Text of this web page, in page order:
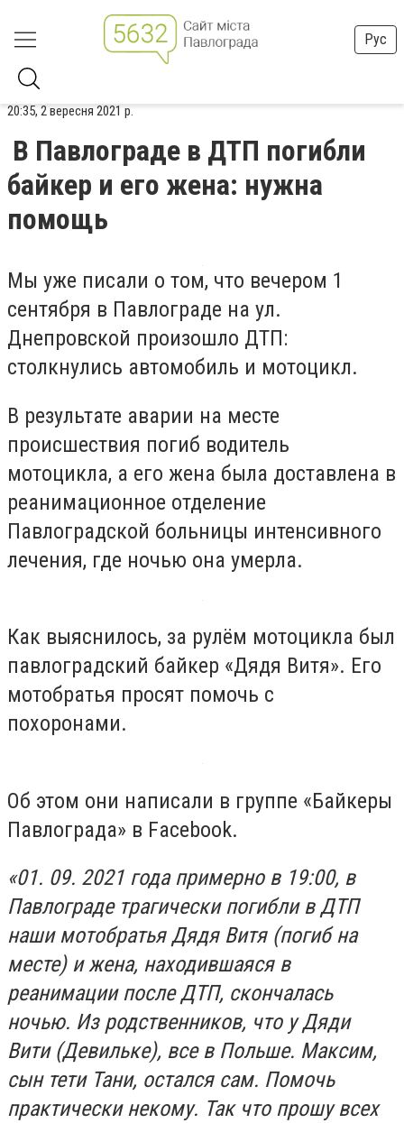
Рус
20:35, 2 вересня 2021 р.
В Павлограде в ДТП погибли
байкер и его жена: нужна
помощь
Мы уже писали о том, что вечером 1
сентября в Павлограде на ул.
Днепровской произошло ДТП:
столкнулись автомобиль и мотоцикл.
В результате аварии на месте
происшествия погиб водитель
мотоцикла, а его жена была доставлена в
реанимационное отделение
Павлоградской больницы интенсивного
лечения, где ночью она умерла.
Как выяснилось, за рулём мотоцикла был
павлоградский байкер «Дядя Витя». Его
мотобратья просят помочь с
похоронами.
Об этом они написали в группе «Байкеры
Павлограда» в Facebook.
«01. 09. 2021 года примерно в 19:00, в
Павлограде трагически погибли в ДТП
наши мотобратья Дядя Витя (погиб на
месте) и жена, находившаяся в
реанимации после ДТП, скончалась
ночью. Из родственников, что у Дяди
Вити (Девильке), все в Польше. Максим,
сын тети Тани, остался сам. Помочь
практически некому. Так что прошу всех